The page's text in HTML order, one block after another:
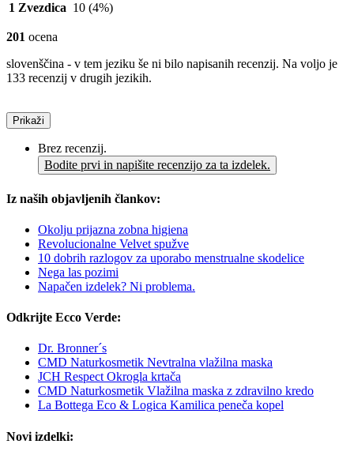
1 Zvezdica 10 (4%)
201 ocena
slovenščina - v tem jeziku še ni bilo napisanih recenzij. Na voljo je
133 recenzij v drugih jezikih.
Prikaži
Brez recenzij.
Bodite prvi in napišite recenzijo za ta izdelek.
Iz naših objavljenih člankov:
Okolju prijazna zobna higiena
Revolucionalne Velvet spužve
10 dobrih razlogov za uporabo menstrualne skodelice
Nega las pozimi
Napačen izdelek? Ni problema.
Odkrijte Ecco Verde:
Dr. Bronner´s
CMD Naturkosmetik Nevtralna vlažilna maska
JCH Respect Okrogla krtača
CMD Naturkosmetik Vlažilna maska z zdravilno kredo
La Bottega Eco & Logica Kamilica peneča kopel
Novi izdelki: